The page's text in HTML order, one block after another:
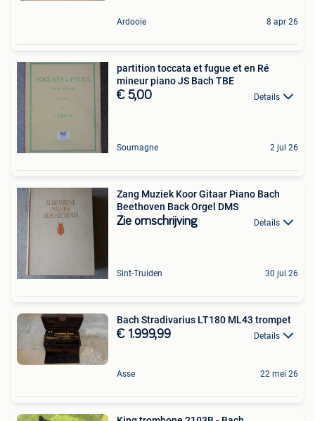
Ardooie 8 apr 26
partition toccata et fugue et en Ré
mineur piano JS Bach TBE
€ 5,00 Details
Soumagne 2 jul 26
Zang Muziek Koor Gitaar Piano Bach
Beethoven Back Orgel DMS
Zie omschrijving Details
Sint-Truiden 30 jul 26
Bach Stradivarius LT180 ML43 trompet
€ 1.999,99 Details
Asse 22 mei 26